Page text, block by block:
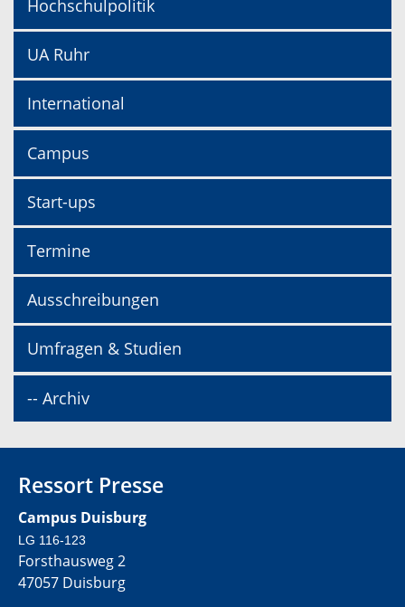
Hochschulpolitik
UA Ruhr
International
Campus
Start-ups
Termine
Ausschreibungen
Umfragen & Studien
-- Archiv
Ressort Presse
Campus Duisburg
LG 116-123
Forsthausweg 2
47057 Duisburg